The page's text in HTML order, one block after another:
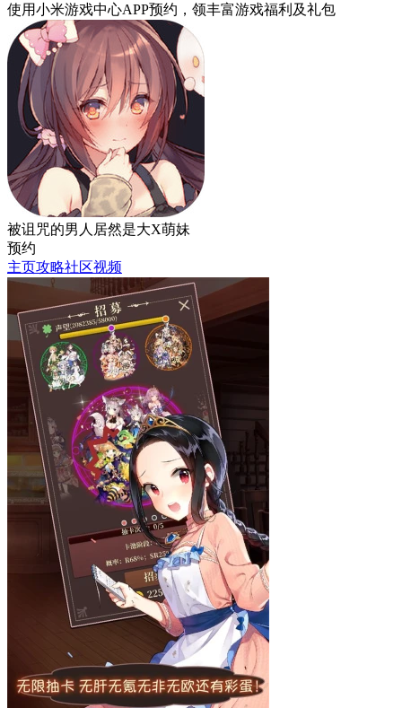
使用小米游戏中心APP预约 ，领丰富游戏福利 及礼包
被诅咒的男人居然是大X萌妹
预约
主页攻略社区视频